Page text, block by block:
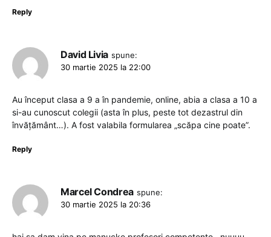
Reply
David Livia spune:
30 martie 2025 la 22:00
Au început clasa a 9 a în pandemie, online, abia a clasa a 10 a
si-au cunoscut colegii (asta în plus, peste tot dezastrul din
învățământ…). A fost valabila formularea „scăpa cine poate”.
Reply
Marcel Condrea spune:
30 martie 2025 la 20:36